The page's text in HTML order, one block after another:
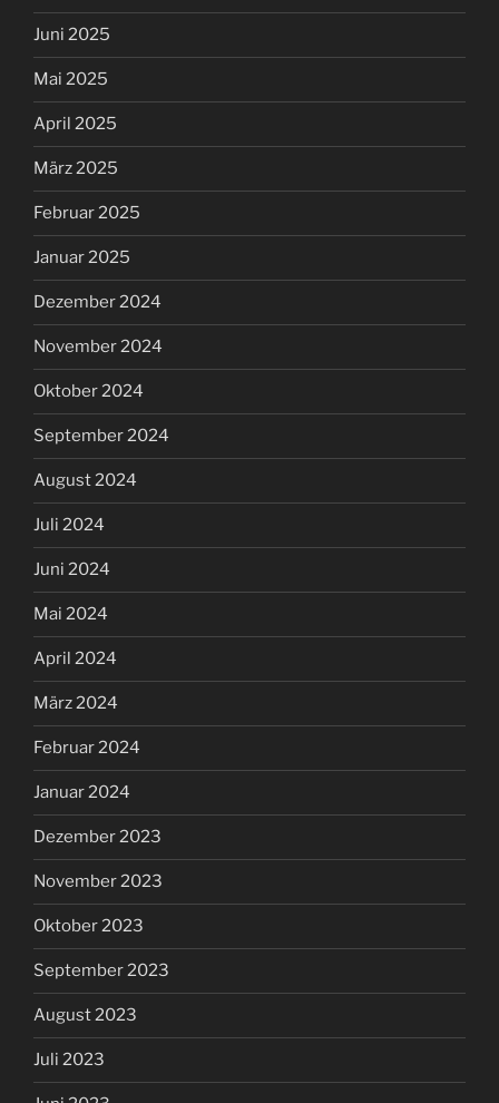
Juni 2025
Mai 2025
April 2025
März 2025
Februar 2025
Januar 2025
Dezember 2024
November 2024
Oktober 2024
September 2024
August 2024
Juli 2024
Juni 2024
Mai 2024
April 2024
März 2024
Februar 2024
Januar 2024
Dezember 2023
November 2023
Oktober 2023
September 2023
August 2023
Juli 2023